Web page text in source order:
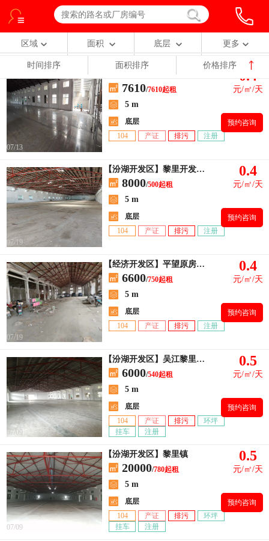
区域 面积 底层 更多
时间排序 面积排序 价格排序
07/13
7610/7610起租
5 m
底层
104
产证 排污 注册
0.4
元/㎡/天
预约咨询
07/19
【汾湖开发区】黎里开发区原房东出租院中院约1100平，租金180一平
8000/500起租
5 m
底层
104
产证 排污 注册
0.4
元/㎡/天
预约咨询
07/19
【经济开发区】平望原房东出租单层厂房750平方
6600/750起租
5 m
底层
104
产证 排污 注册
0.4
元/㎡/天
预约咨询
07/09
【汾湖开发区】吴江黎里镇开发区
6000/540起租
5 m
底层
104
产证 排污
环坪
挂车
注册
0.5
元/㎡/天
预约咨询
07/09
【汾湖开发区】黎里镇
20000/780起租
5 m
底层
104
产证 排污
环坪
挂车
注册
0.5
元/㎡/天
预约咨询